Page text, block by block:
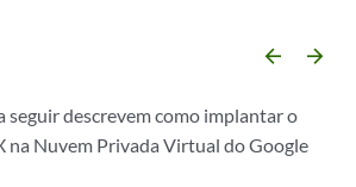
arrow_backward arrow_forward
seguir descrevem como implantar o
na Nuvem Privada Virtual do Google